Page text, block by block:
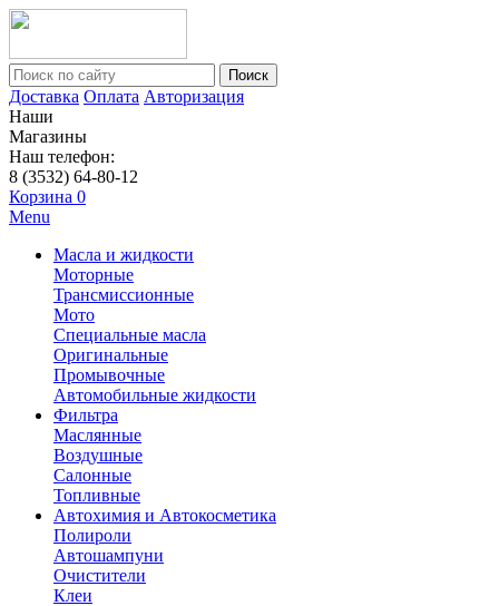
Поиск
Доставка Оплата Авторизация
Наши
Магазины
Наш телефон:
8 (3532) 64-80-12
Корзина 0
Menu
Масла и жидкости
Моторные
Трансмиссионные
Мото
Специальные масла
Оригинальные
Промывочные
Автомобильные жидкости
Фильтра
Маслянные
Воздушные
Салонные
Топливные
Автохимия и Автокосметика
Полироли
Автошампуни
Очистители
Клеи